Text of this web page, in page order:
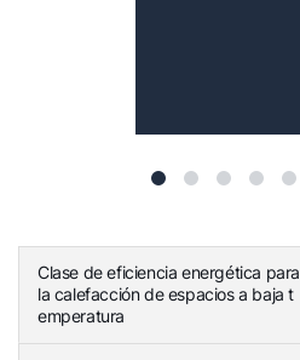
Clase de eficiencia energética para
la calefacción de espacios a baja t
emperatura